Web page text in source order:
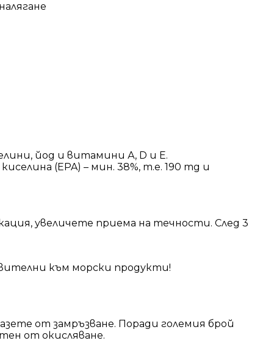
йод и витамини А, D и Е.
(EPA) – мин. 38%, т.е. 190 mg и
увеличете приема на течности. След 3
към морски продукти!
от замръзване. Поради големия брой
от окисляване.